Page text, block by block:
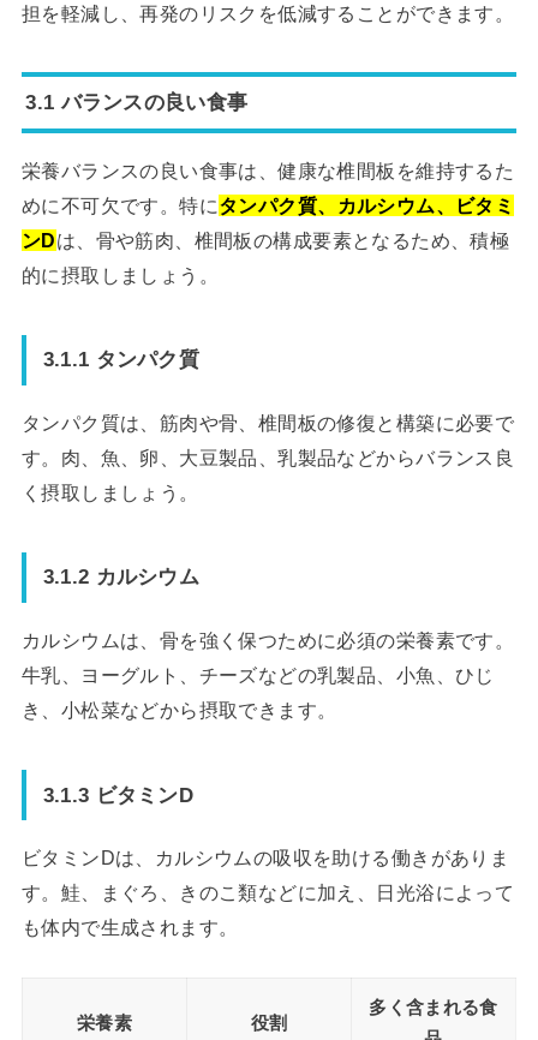
担を軽減し、再発のリスクを低減することができます。
3.1 バランスの良い食事
栄養バランスの良い食事は、健康な椎間板を維持するた
めに不可欠です。特にタンパク質、カルシウム、ビタミ
ンDは、骨や筋肉、椎間板の構成要素となるため、積極
的に摂取しましょう。
3.1.1 タンパク質
タンパク質は、筋肉や骨、椎間板の修復と構築に必要で
す。肉、魚、卵、大豆製品、乳製品などからバランス良
く摂取しましょう。
3.1.2 カルシウム
カルシウムは、骨を強く保つために必須の栄養素です。
牛乳、ヨーグルト、チーズなどの乳製品、小魚、ひじ
き、小松菜などから摂取できます。
3.1.3 ビタミンD
ビタミンDは、カルシウムの吸収を助ける働きがありま
す。鮭、まぐろ、きのこ類などに加え、日光浴によって
も体内で生成されます。
栄養素 役割
多く含まれる食